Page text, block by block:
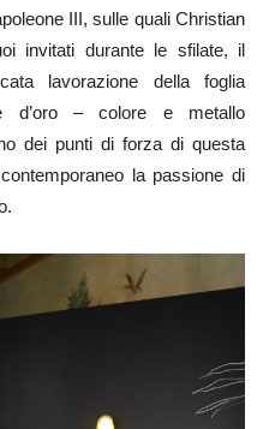
III, sulle quali Christian
invitati durante le sfilate, il
lavorazione della foglia
d’oro – colore e metallo
dei punti di forza di questa
la passione di